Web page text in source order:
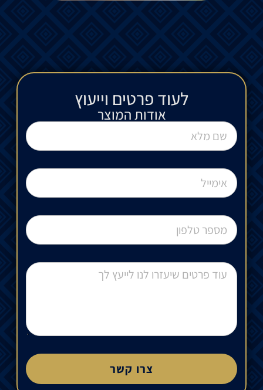
לעוד פרטים וייעוץ​
אודות המוצר
צרו קשר